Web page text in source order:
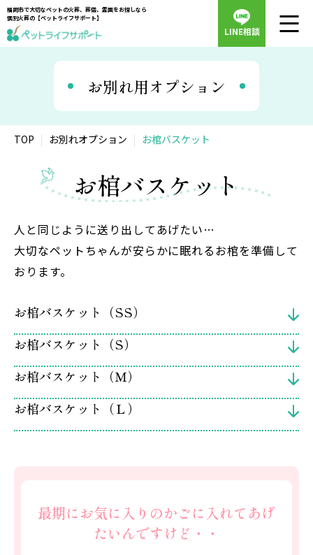
福岡市で大切なペットの火葬、葬儀、霊園をお探しなら
個別火葬の【ペットライフサポート】
LINE相談
お別れ用オプション
TOP お別れオプション お棺バスケット
お棺バスケット
人と同じように送り出してあげたい…
大切なペットちゃんが安らかに眠れるお棺を準備して
おります。
お棺バスケット（SS）
お棺バスケット（S）
お棺バスケット（Ｍ）
お棺バスケット（Ｌ）
最期にお気に入りのかごに入れてあげ
たいんですけど・・